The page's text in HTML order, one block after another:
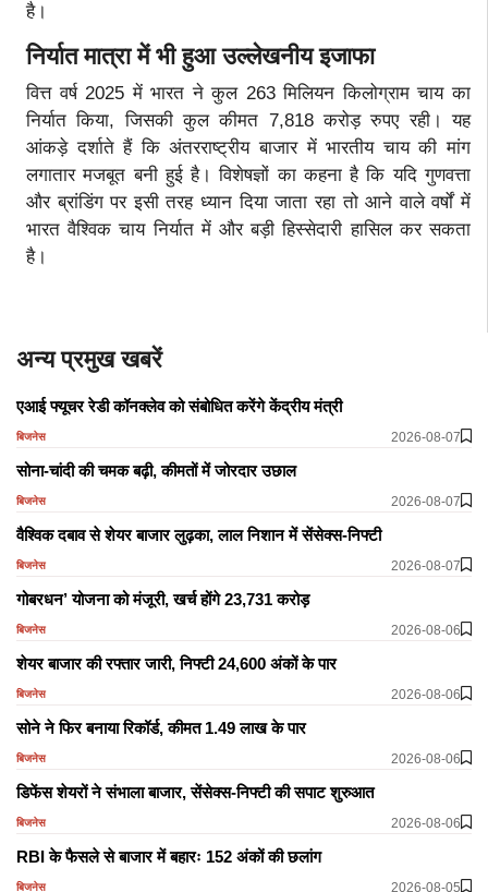
है।
निर्यात मात्रा में भी हुआ उल्लेखनीय इजाफा
वित्त वर्ष 2025 में भारत ने कुल 263 मिलियन किलोग्राम चाय का
निर्यात किया, जिसकी कुल कीमत 7,818 करोड़ रुपए रही। यह
आंकड़े दर्शाते हैं कि अंतरराष्ट्रीय बाजार में भारतीय चाय की मांग
लगातार मजबूत बनी हुई है। विशेषज्ञों का कहना है कि यदि गुणवत्ता
और ब्रांडिंग पर इसी तरह ध्यान दिया जाता रहा तो आने वाले वर्षों में
भारत वैश्विक चाय निर्यात में और बड़ी हिस्सेदारी हासिल कर सकता
है।
अन्य प्रमुख खबरें
एआई फ्यूचर रेडी कॉनक्लेव को संबोधित करेंगे केंद्रीय मंत्री
बिजनेस 2026-08-07
सोना-चांदी की चमक बढ़ी, कीमतों में जोरदार उछाल
बिजनेस 2026-08-07
वैश्विक दबाव से शेयर बाजार लुढ़का, लाल निशान में सेंसेक्स-निफ्टी
बिजनेस 2026-08-07
गोबरधन’ योजना को मंजूरी, खर्च होंगे 23,731 करोड़
बिजनेस 2026-08-06
शेयर बाजार की रफ्तार जारी, निफ्टी 24,600 अंकों के पार
बिजनेस 2026-08-06
सोने ने फिर बनाया रिकॉर्ड, कीमत 1.49 लाख के पार
बिजनेस 2026-08-06
डिफेंस शेयरों ने संभाला बाजार, सेंसेक्स-निफ्टी की सपाट शुरुआत
बिजनेस 2026-08-06
RBI के फैसले से बाजार में बहारः 152 अंकों की छलांग
बिजनेस 2026-08-05